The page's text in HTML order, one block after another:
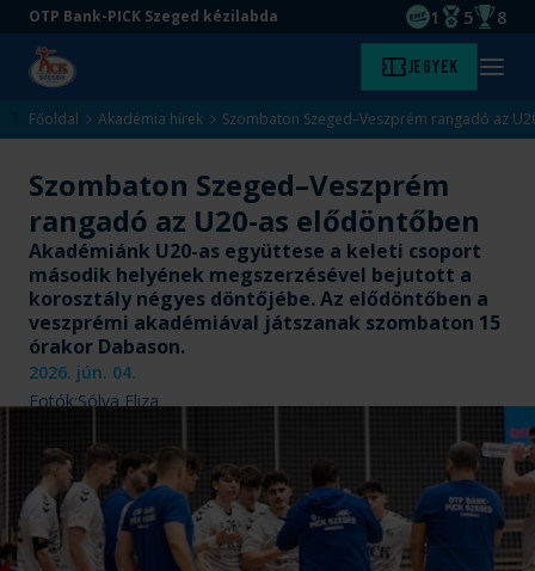
Ugrás
tartalomra
Ugrás
aljára
OTP Bank-PICK Szeged kézilabda
EHF
1
Magyar
5 8
Kezdőlap Jegyek Menü
Főoldal Akadémia hírek Szombaton Szeged–Veszprém rangadó az
Szombaton Szeged–Veszprém
rangadó az U20-as elődöntőben
Akadémiánk U20-as együttese a keleti csoport
második helyének megszerzésével bejutott a
korosztály négyes döntőjébe. Az elődöntőben a
veszprémi akadémiával játszanak szombaton 15
órakor Dabason.
2026. jún. 04.
Fotók:Sólya Eliza